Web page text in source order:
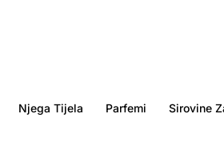
Njega Tijela Parfemi Sirovine